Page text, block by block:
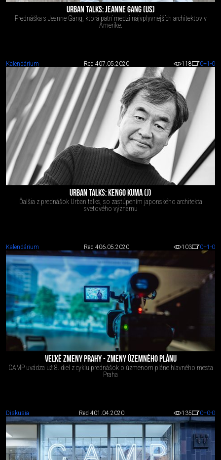
URBAN TALKS: JEANNE GANG (US)
Prednáška s Jeanne Gang, ktorá patrí medzi najvplyvnejších architektov v
Amerike.
Kalendárium Red 407.05.2020 118 0+1 -0
URBAN TALKS: KENGO KUMA (J)
Ďalšia z prednášok Urban talks, so zastúpením japonského architekta
svetového významu
Kalendárium Red 406.05.2020 103 0+1 -0
VEĽKÉ ZMENY PRAHY - ZMENY ÚZEMNÉHO PLÁNU
CAMP uvádza už 8. diel z cyklu prednášok o úzmenom pláne hlavného mesta
Praha
Diskusia Red 401.04.2020 135 0+0-0